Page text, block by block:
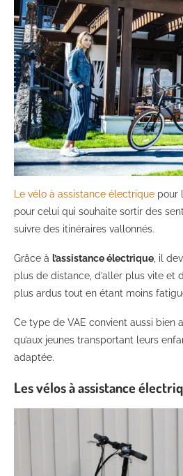
Le vélo à assistance électrique pour
pour celui qui souhaite sortir des
suivre des itinéraires vallonnés.
Grâce à l’assistance électrique, il
plus de distance, d’aller plus vite et
plus ardus tout en étant moins
Ce type de VAE convient aussi bien
qu’aux jeunes transportant leurs
adaptée.
Les vélos à assistance